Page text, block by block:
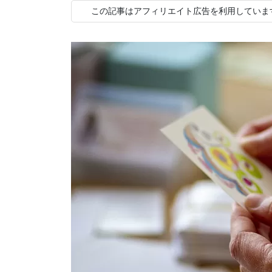
この記事はアフィリエイト広告を利用していま